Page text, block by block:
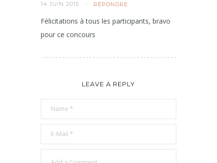
14 JUIN 2015 RÉPONDRE
Félicitations à tous les participants, bravo
pour ce concours
LEAVE A REPLY